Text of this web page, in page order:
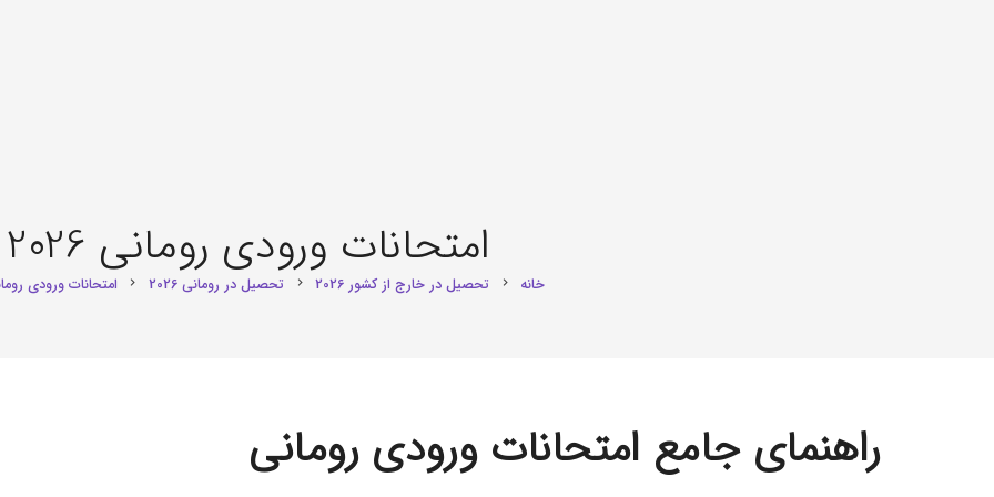
امتحانات ورودی رومانی 2026
خانه chevron_right تحصیل در خارج از کشور 2026 chevron_right تحصیل در رومانی 2026 chevron_right امتحانات ورودی رومانی
راهنمای جامع امتحانات ورودی رومانی